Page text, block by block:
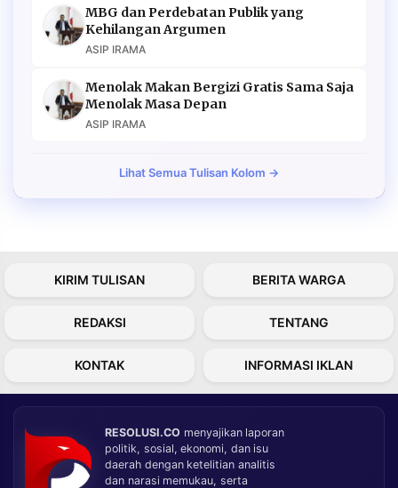
MBG dan Perdebatan Publik yang
Kehilangan Argumen
ASIP IRAMA
Menolak Makan Bergizi Gratis Sama Saja
Menolak Masa Depan
ASIP IRAMA
Lihat Semua Tulisan Kolom →
KIRIM TULISAN BERITA WARGA
REDAKSI TENTANG
KONTAK INFORMASI IKLAN
RESOLUSI.CO menyajikan laporan
politik, sosial, ekonomi, dan isu
daerah dengan ketelitian analitis
dan narasi memukau, serta